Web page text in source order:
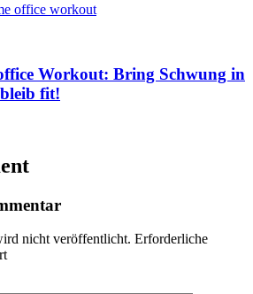
Workout: Bring Schwung in
fit!
nicht veröffentlicht. Erforderliche